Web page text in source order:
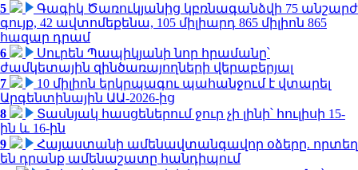
5
Գագիկ Ծառուկյանից կբռնագանձվի 75 անշարժ
գույք, 42 ավտոմեքենա, 105 միլիարդ 865 միլիոն 865
հազար դրամ
6
Սուրեն Պապիկյանի նոր հրամանը՝
ժամկետային զինծառայողների վերաբերյալ
7
10 միլիոն երկրպագու պահանջում է վտարել
Արգենտինային ԱԱ-2026-ից
8
Տասնյակ հասցեներում ջուր չի լինի՝ հուլիսի 15-
ին և 16-ին
9
Հայաստանի ամենավտանգավոր օձերը. որտեղ
են դրանք ամենաշատը հանդիպում